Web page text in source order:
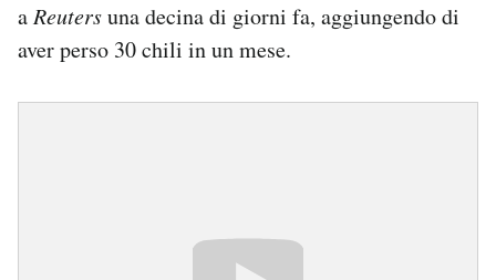
aReutersuna decina di giorni fa, aggiungendo di
aver perso 30 chili in un mese.